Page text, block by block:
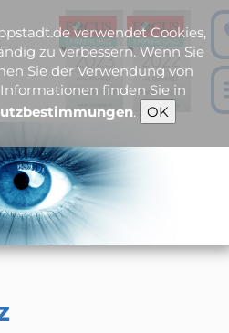
Dr. Ghulam Nabi Yaqubi
verwendet Cookies,
zu verbessern. Wenn Sie
Sie der Verwendung von
finden Sie in
. OK